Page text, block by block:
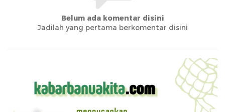
Belum ada komentar disini
Jadilah yang pertama berkomentar disini